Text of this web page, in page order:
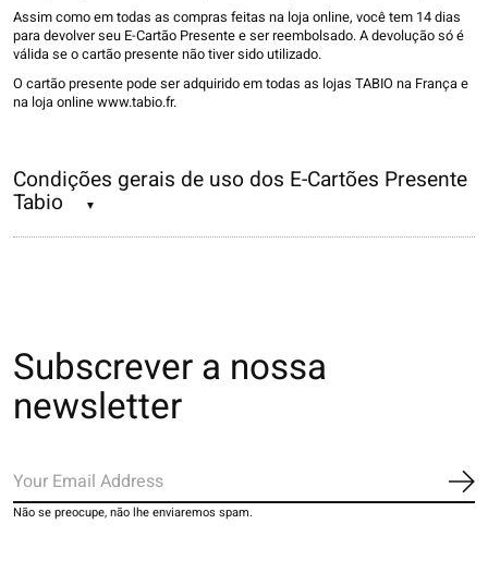
Assim como em todas as compras feitas na loja online, você tem 14 dias
para devolver seu E-Cartão Presente e ser reembolsado. A devolução só é
válida se o cartão presente não tiver sido utilizado.
O cartão presente pode ser adquirido em todas as lojas TABIO na França e
na loja online www.tabio.fr.
Condições gerais de uso dos E-Cartões Presente
Tabio
Subscrever a nossa
newsletter
Não se preocupe, não lhe enviaremos spam.